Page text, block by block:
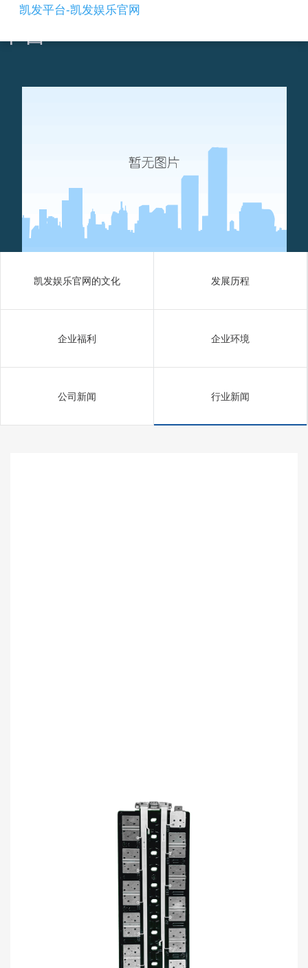
新能源连接器ffc ccs作用-凯发
凯发平台-凯发娱乐官网
凯发娱乐官网的文化 发展历程
企业福利 企业环境
公司新闻 行业新闻